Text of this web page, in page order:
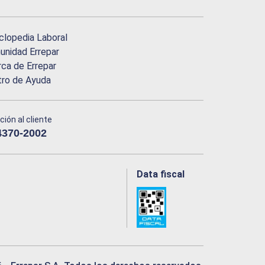
Laboral
Errepar
de Errepar
de Ayuda
al cliente
2002
Data fiscal